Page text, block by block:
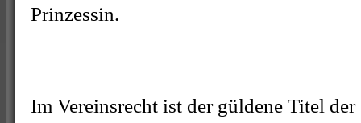
Prinzessin.
Im Vereinsrecht ist der güldene Titel